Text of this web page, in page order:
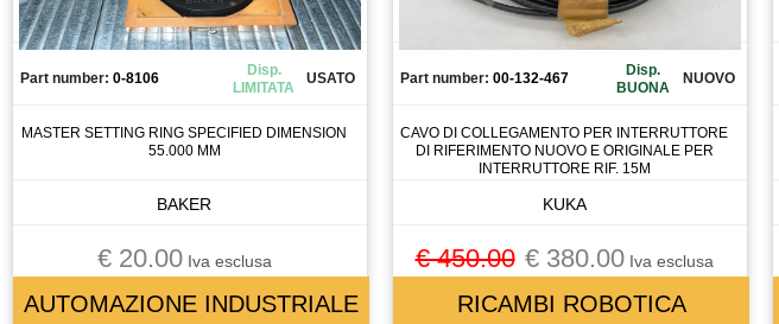
CAPICORDA
CASSETTO DI SALDATURA
CAVO
CELLA DI CARICO
CHIUSURA PNEUMATICA
Part number: 0-8106
Disp.
LIMITATA
USATO
MASTER SETTING RING SPECIFIED DIMENSION
55.000 MM
BAKER
€ 20.00Iva esclusa
AUTOMAZIONE INDUSTRIALE
Part number: 00-132-467
Disp.
BUONA
NUOVO
CAVO DI COLLEGAMENTO PER INTERRUTTORE
DI RIFERIMENTO NUOVO E ORIGINALE PER
INTERRUTTORE RIF. 15M
KUKA
€ 450.00 € 380.00Iva esclusa
RICAMBI ROBOTICA